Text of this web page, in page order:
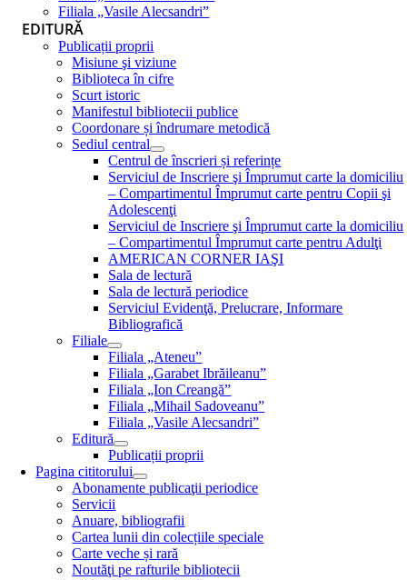
Filiala „Vasile Alecsandri”
EDITURĂ
Publicații proprii
Misiune şi viziune
Biblioteca în cifre
Scurt istoric
Manifestul bibliotecii publice
Coordonare și îndrumare metodică
Sediul central
Centrul de înscrieri și referințe
Serviciul de Inscriere şi Împrumut carte la domiciliu
– Compartimentul Împrumut carte pentru Copii şi
Adolescenţi
Serviciul de Inscriere şi Împrumut carte la domiciliu
– Compartimentul Împrumut carte pentru Adulţi
AMERICAN CORNER IAŞI
Sala de lectură
Sala de lectură periodice
Serviciul Evidenţă, Prelucrare, Informare
Bibliografică
Filiale
Filiala „Ateneu”
Filiala „Garabet Ibrăileanu”
Filiala „Ion Creangă”
Filiala „Mihail Sadoveanu”
Filiala „Vasile Alecsandri”
Editură
Publicații proprii
Pagina cititorului
Abonamente publicaţii periodice
Servicii
Anuare, bibliografii
Cartea lunii din colecțiile speciale
Carte veche și rară
Noutăţi pe rafturile bibliotecii